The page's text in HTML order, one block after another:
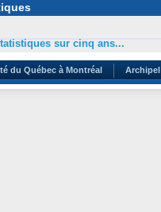
sur cinq ans...
du Québec à Montréal Archipel